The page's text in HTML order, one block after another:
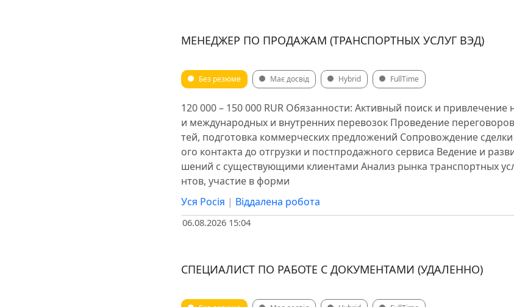
МЕНЕДЖЕР ПО ПРОДАЖАМ (ТРАНСПОРТНЫХ УСЛУГ ВЭД)
Без резюме Має досвід Hybrid FullTime
120 000 – 150 000 RUR Обязанности: Активный поиск и привлечение
и международных и внутренних перевозок Проведение
тей, подготовка коммерческих предложений Сопровождение сделки
ого контакта до отгрузки и постпродажного сервиса Ведение и
шений с существующими клиентами Анализ рынка транспортных
нтов, участие в форми
Уся Росія | Віддалена робота
06.08.2026 15:04
СПЕЦИАЛИСТ ПО РАБОТЕ С ДОКУМЕНТАМИ (УДАЛЕННО)